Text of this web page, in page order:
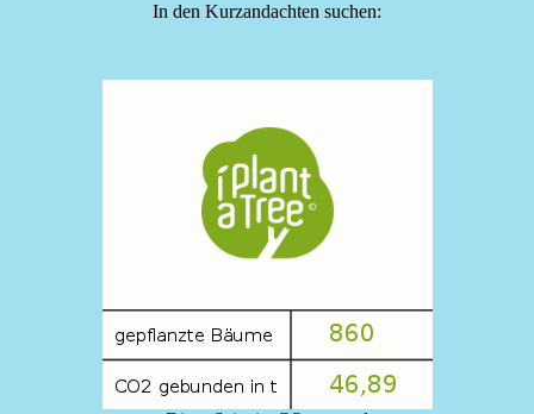
In den Kurzandachten suchen: